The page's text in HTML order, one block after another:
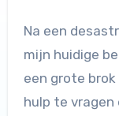
Na een
mijn huidige
een grote
hulp te vragen